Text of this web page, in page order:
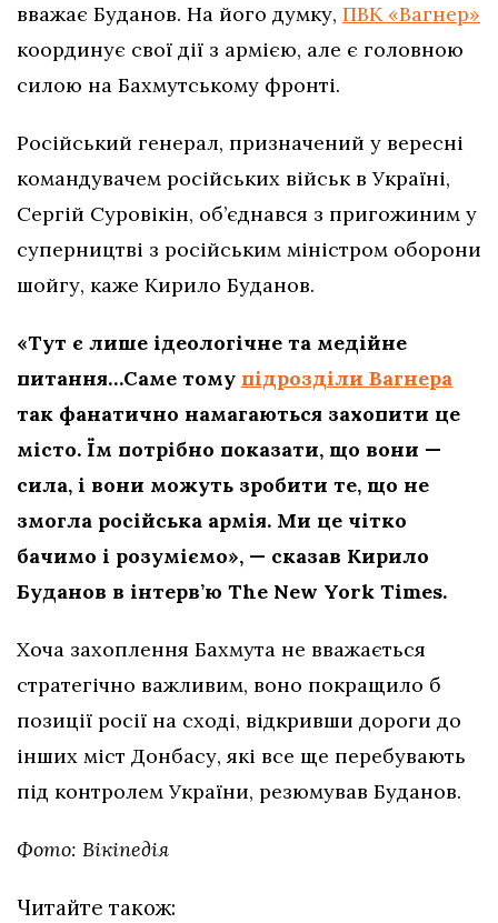
вважає Буданов. На його думку, ПВК «Вагнер»
координує свої дії з армією, але є головною
силою на Бахмутському фронті.
Російський генерал, призначений у вересні
командувачем російських військ в Україні,
Сергій Суровікін, об’єднався з пригожиним у
суперництві з російським міністром оборони
шойгу, каже Кирило Буданов.
«Тут є лише ідеологічне та медійне
питання…Саме тому підрозділи Вагнера
так фанатично намагаються захопити це
місто. Їм потрібно показати, що вони —
сила, і вони можуть зробити те, що не
змогла російська армія. Ми це чітко
бачимо і розуміємо», — сказав Кирило
Буданов в інтерв’ю The New York Times.
Хоча захоплення Бахмута не вважається
стратегічно важливим, воно покращило б
позиції росії на сході, відкривши дороги до
інших міст Донбасу, які все ще перебувають
під контролем України, резюмував Буданов.
Фото: Вікіпедія
Читайте також: